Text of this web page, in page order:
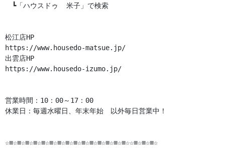
┗「ハウスドゥ  米子」で検索
https://www.housedo-matsue.jp/
https://www.housedo-izumo.jp/
営業時間：10：00～17：00
休業日：毎週水曜日、年末年始　以外毎日営業中！
☆≡☆≡☆≡☆≡☆≡☆≡☆≡☆≡☆≡☆≡☆≡☆≡☆≡☆≡☆≡☆☆≡☆≡☆≡☆